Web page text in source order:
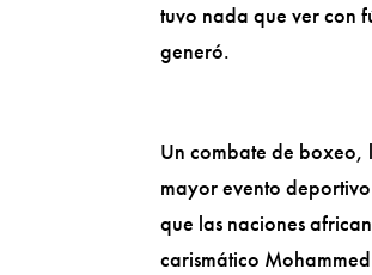
tuvo nada que ver con
generó.
Un combate de boxeo,
mayor evento
que las naciones
carismático